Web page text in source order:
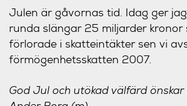
Julen är gåvornas tid. Idag ger
runda slängar 25 miljarder
förlorade i skatteintäkter sen vi
förmögenhetsskatten 2007.
God Jul och utökad välfärd